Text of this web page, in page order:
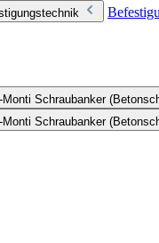
Schraubanker
Schraubanker